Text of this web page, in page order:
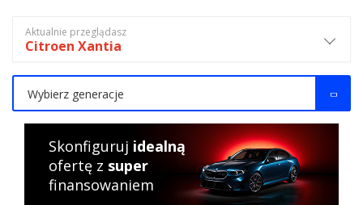
Aktualnie przeglądasz
Citroen Xantia
Wybierz generacje
Skonfiguruj idealną
ofertę z super
finansowaniem